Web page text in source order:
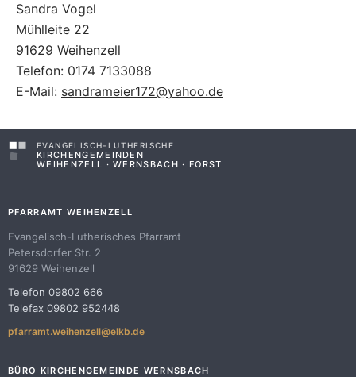
Sandra Vogel
Mühlleite 22
91629 Weihenzell
Telefon: 0174 7133088
E-Mail: sandrameier172@yahoo.de
EVANGELISCH-LUTHERISCHE
KIRCHENGEMEINDEN
WEIHENZELL · WERNSBACH · FORST
PFARRAMT WEIHENZELL
Evangelisch-Lutherisches Pfarramt
Petersdorfer Str. 2
91629 Weihenzell
Telefon 09802 666
Telefax 09802 952448
pfarramt.weihenzell@elkb.de
BÜRO KIRCHENGEMEINDE WERNSBACH